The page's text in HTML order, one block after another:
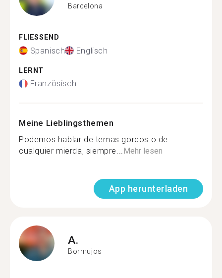
Barcelona
FLIESSEND
Spanisch Englisch
LERNT
Französisch
Meine Lieblingsthemen
Podemos hablar de temas gordos o de
cualquier mierda, siempre...Mehr lesen
App herunterladen
A.
Bormujos